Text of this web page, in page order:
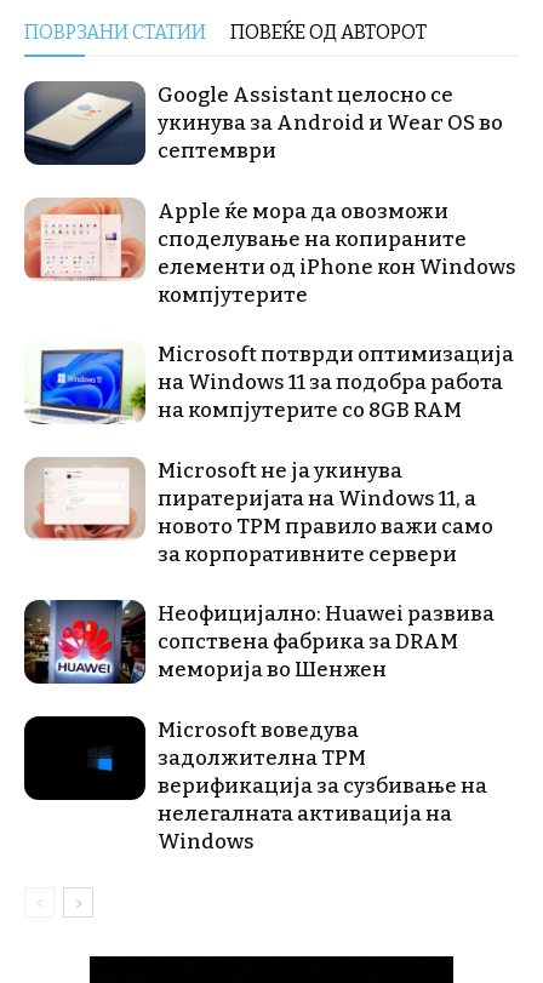
ПОВРЗАНИ СТАТИИ ПОВЕЌЕ ОД АВТОРОТ
Google Assistant целосно се
укинува за Android и Wear OS во
септември
Apple ќе мора да овозможи
споделување на копираните
елементи од iPhone кон Windows
компјутерите
Microsoft потврди оптимизација
на Windows 11 за подобра работа
на компјутерите со 8GB RAM
Microsoft не ја укинува
пиратеријата на Windows 11, а
новото TPM правило важи само
за корпоративните сервери
Неофицијално: Huawei развива
сопствена фабрика за DRAM
меморија во Шенжен
Microsoft воведува
задолжителна TPM
верификација за сузбивање на
нелегалната активација на
Windows